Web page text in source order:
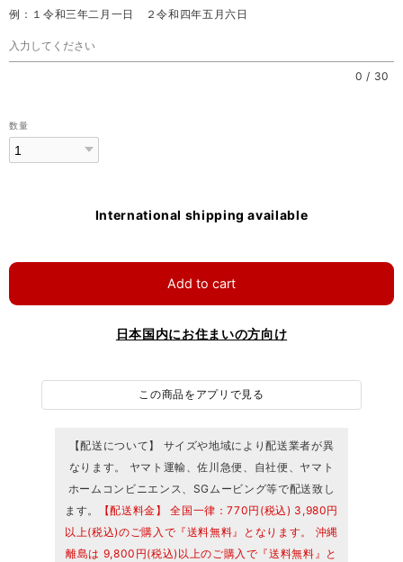
例：１令和三年二月一日 ２令和四年五月六日
0 / 30
数量
International shipping available
Add to cart
日本国内にお住まいの方向け
この商品をアプリで見る
【配送について】 サイズや地域により配送業者が異
なります。 ヤマト運輸、佐川急便、自社便、ヤマト
ホームコンビニエンス、SGムービング等で配送致し
ます。
【配送料金】 全国一律：770円(税込) 3,980円
以上(税込)のご購入で『送料無料』となります。 沖縄
離島は 9,800円(税込)以上のご購入で『送料無料』と